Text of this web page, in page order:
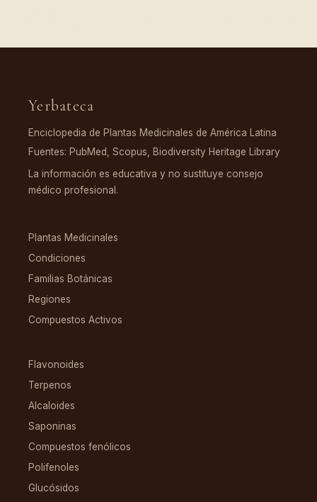
Yerbateca
Enciclopedia de Plantas Medicinales de América Latina
Fuentes: PubMed, Scopus, Biodiversity Heritage Library
La información es educativa y no sustituye consejo
médico profesional.
Plantas Medicinales
Condiciones
Familias Botánicas
Regiones
Compuestos Activos
Flavonoides
Terpenos
Alcaloides
Saponinas
Compuestos fenólicos
Polifenoles
Glucósidos